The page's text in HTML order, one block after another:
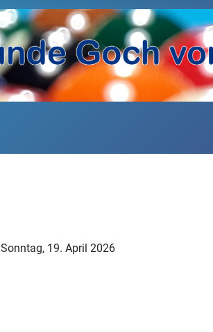
Sonntag, 19. April 2026